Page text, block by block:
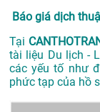
Báo giá dịch
Tại
tài liệu Du lịch -
các yếu tố như
phức tạp của hồ